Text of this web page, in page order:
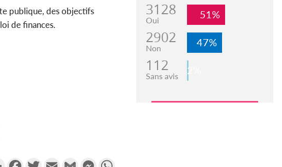
publique, des objectifs
de finances.
PartagerFacebookTwitterEmail Gmail Messenger
3128
Oui 51%
2902
Non 47%
112
Sans avis 2%